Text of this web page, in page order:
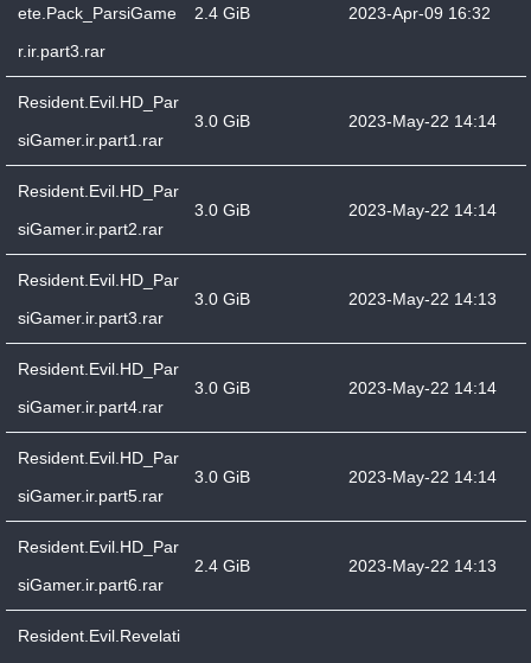
ete.Pack_ParsiGame
r.ir.part3.rar
2.4 GiB 2023-Apr-09 16:32
Resident.Evil.HD_Par
siGamer.ir.part1.rar
3.0 GiB 2023-May-22 14:14
Resident.Evil.HD_Par
siGamer.ir.part2.rar
3.0 GiB 2023-May-22 14:14
Resident.Evil.HD_Par
siGamer.ir.part3.rar
3.0 GiB 2023-May-22 14:13
Resident.Evil.HD_Par
siGamer.ir.part4.rar
3.0 GiB 2023-May-22 14:14
Resident.Evil.HD_Par
siGamer.ir.part5.rar
3.0 GiB 2023-May-22 14:14
Resident.Evil.HD_Par
siGamer.ir.part6.rar
2.4 GiB 2023-May-22 14:13
Resident.Evil.Revelati